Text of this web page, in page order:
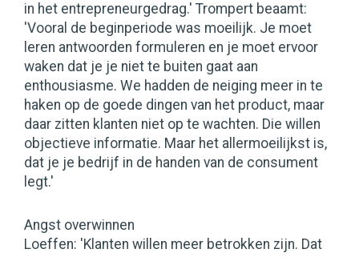
in het entrepreneurgedrag.' Trompert beaamt:
'Vooral de beginperiode was moeilijk. Je moet
leren antwoorden formuleren en je moet ervoor
waken dat je je niet te buiten gaat aan
enthousiasme. We hadden de neiging meer in te
haken op de goede dingen van het product, maar
daar zitten klanten niet op te wachten. Die willen
objectieve informatie. Maar het allermoeilijkst is,
dat je je bedrijf in de handen van de consument
legt.'
Angst overwinnen
Loeffen: 'Klanten willen meer betrokken zijn. Dat